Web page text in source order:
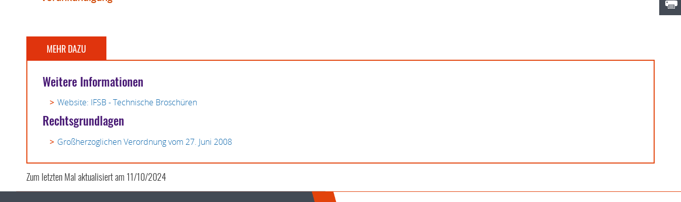
MEHR DAZU
Weitere Informationen
Website: IFSB - Technische Broschüren
Rechtsgrundlagen
Großherzoglichen Verordnung vom 27. Juni 2008
Zum letzten Mal aktualisiert am11/10/2024